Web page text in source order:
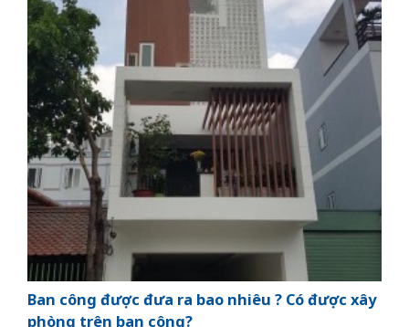
Ban công được đưa ra bao nhiêu ? Có được xây
phòng trên ban công?